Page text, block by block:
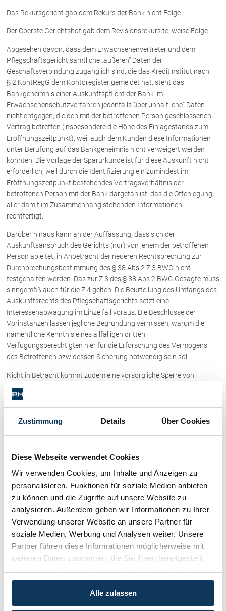
Zustimmung Details Über Cookies
Diese Webseite verwendet Cookies
Wir verwenden Cookies, um Inhalte und Anzeigen zu
personalisieren, Funktionen für soziale Medien anbieten
zu können und die Zugriffe auf unsere Website zu
analysieren. Außerdem geben wir Informationen zu Ihrer
Verwendung unserer Website an unsere Partner für
soziale Medien, Werbung und Analysen weiter. Unsere
Partner führen diese Informationen möglicherweise mit
weiteren Daten zusammen, die Sie ihnen bereitgestellt
haben oder die sie im Rahmen Ihrer Nutzung der Dienste
gesammelt haben.
Alle zulassen
Mag. Raphaela Klotz
Rechtsnews
Publikationen
Medien
Vorarlberg Online
NOVUM
FAQ
Unternehmensnachfolge in der
Wichtige Vertragsklauseln bei Kauf-
und Übergabeverträgen
Check dein Recht/Erbrecht
Schenkung von Immobilien
Checklisten: Haus-, Wohnungs- und
Grundstückkauf
Checkliste: Immobilienertragssteuer
Checkliste: Mietvertrag
Checkliste: Gewerbeanm. durch jur.
Kontakt
Das Rekursgericht gab dem Rekurs der Bank nicht Folge.
Der Oberste Gerichtshof gab dem Revisionsrekurs teilweise Folge.
Abgesehen davon, dass dem Erwachsenenvertreter und dem
Pflegschaftsgericht sämtliche „äußeren“ Daten der
Geschäftsverbindung zugänglich sind, die das Kreditinstitut nach
§ 2 KontRegG dem Kontoregister gemeldet hat, steht das
Bankgeheimnis einer Auskunftspflicht der Bank im
Erwachsenenschutzverfahren jedenfalls über „inhaltliche“ Daten
nicht entgegen, die den mit der betroffenen Person geschlossenen
Vertrag betreffen (insbesondere die Höhe des Einlagestands zum
Eröffnungszeitpunkt), weil auch dem Kunden diese Informationen
unter Berufung auf das Bankgeheimnis nicht verweigert werden
könnten. Die Vorlage der Sparurkunde ist für diese Auskunft nicht
erforderlich, weil durch die Identifizierung ein zumindest im
Eröffnungszeitpunkt bestehendes Vertragsverhältnis der
betroffenen Person mit der Bank dargetan ist, das die Offenlegung
aller damit im Zusammenhang stehenden Informationen
rechtfertigt.
Darüber hinaus kann an der Auffassung, dass sich der
Auskunftsanspruch des Gerichts (nur) von jenem der betroffenen
Person ableitet, in Anbetracht der neueren Rechtsprechung zur
Durchbrechungsbestimmung des § 38 Abs 2 Z 3 BWG nicht
festgehalten werden. Das zur Z 3 des § 38 Abs 2 BWG Gesagte muss
sinngemäß auch für die Z 4 gelten. Die Beurteilung des Umfangs des
Auskunftsrechts des Pflegschaftsgerichts setzt eine
Interessenabwägung im Einzelfall voraus. Die Beschlüsse der
Vorinstanzen lassen jegliche Begründung vermissen, warum die
namentliche Kenntnis eines allfälligen dritten
Verfügungsberechtigten hier für die Erforschung des Vermögens
des Betroffenen bzw dessen Sicherung notwendig sein soll.
Nicht in Betracht kommt zudem eine vorsorgliche Sperre von
zugeordnet werden können, weil im Rahmen der
Vermögenssicherung grundsätzlich nicht in Rechte Dritter
eingegriffen werden darf. Im Zweifel muss ein
Auskunft konkret der Erforschung und Sicherung des Vermögens
OGH | 8 Ob 120/20k
(obiger Text entstammt teilweise oder gänzlich aus der vom OGH
veröffentlichten Entscheidungs-Kurzfassung Hervorhebungen
bisweilen von uns)
Kategorien:Wirtschaftsrecht / Gesellschaftsrecht
Kategorien
Immobilienrecht / Mietrecht / Ferienwohnungen (268)